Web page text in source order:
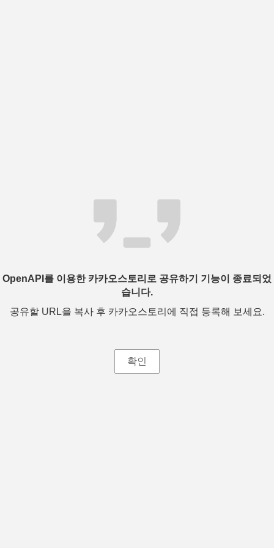
OpenAPI를 이용한 카카오스토리로 공유하기 기능이 종료되었
습니다.
공유할 URL을 복사 후 카카오스토리에 직접 등록해 보세요.
확인